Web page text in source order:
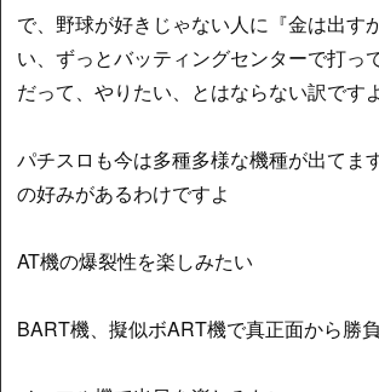
で、野球が好きじゃない人に『金は出す
い、ずっとバッティングセンターで打っ
だって、やりたい、とはならない訳です
パチスロも今は多種多様な機種が出てま
の好みがあるわけですよ
AT機の爆裂性を楽しみたい
BART機、擬似ボART機で真正面から勝